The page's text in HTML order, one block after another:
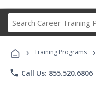
› Training Programs ›
phone Call Us: 855.520.6806